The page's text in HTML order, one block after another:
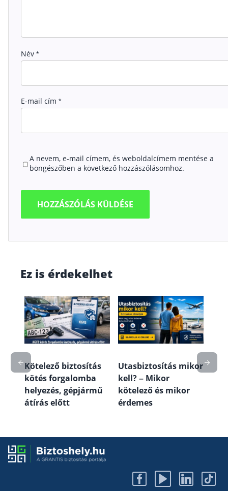
Név *
E-mail cím *
A nevem, e-mail címem, és weboldalcímem mentése a
böngészőben a következő hozzászólásomhoz.
Ez is érdekelhet
és
Kötelező biztosítás
kötés forgalomba
helyezés, gépjármű
átírás előtt
Utasbiztosítás mikor
kell? – Mikor
kötelező és mikor
érdemes